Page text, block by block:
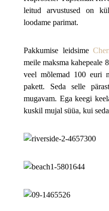
leitud arvustused on
loodame parimat.
Pakkumise leidsime
meile maksma kahepeale
veel mõlemad 100 euri
pakett. Seda selle
mugavam. Ega keegi
kuskil mujal süüa, kui